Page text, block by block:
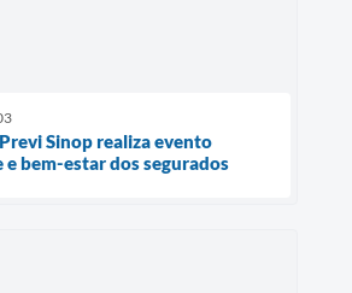
Sinop realiza evento
e bem-estar dos segurados